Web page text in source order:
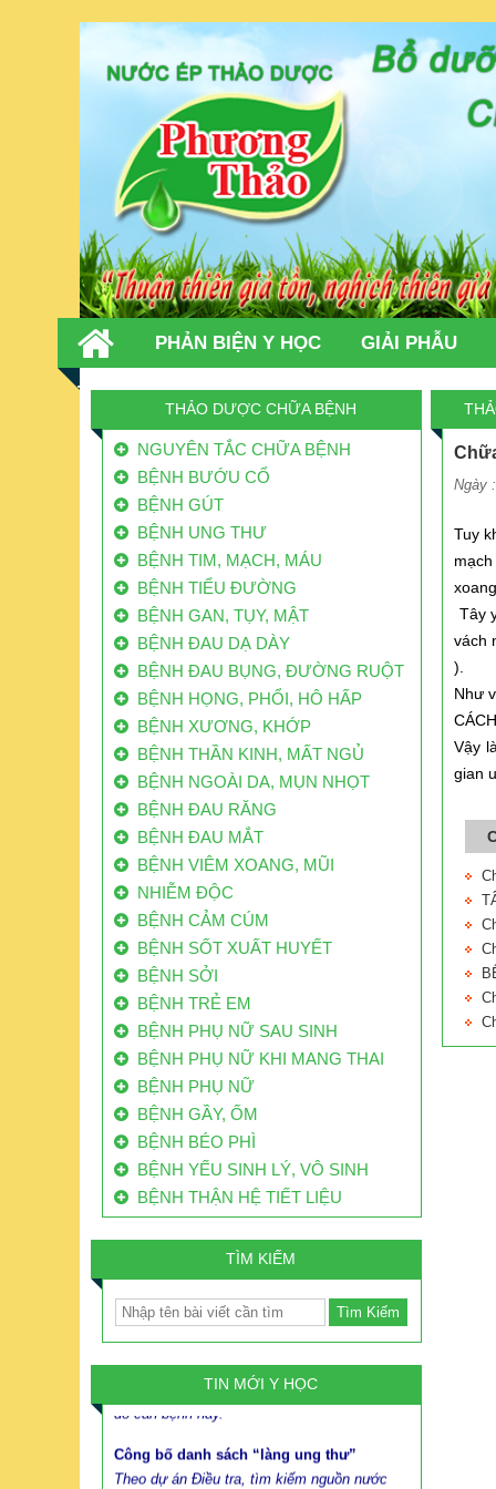
PHẢN BIỆN Y HỌC GIẢI PHẪU
TIN TỨC LIÊN HỆ
THẢO DƯỢC CHỮA BỆNH
NGUYÊN TẮC CHỮA BỆNH
BỆNH BƯỚU CỔ
BỆNH GÚT
BỆNH UNG THƯ
BỆNH TIM, MẠCH, MÁU
BỆNH TIỂU ĐƯỜNG
BỆNH GAN, TỤY, MẬT
BỆNH ĐAU DẠ DÀY
BỆNH ĐAU BỤNG, ĐƯỜNG RUỘT
BỆNH HỌNG, PHỔI, HÔ HẤP
BỆNH XƯƠNG, KHỚP
BỆNH THẦN KINH, MẤT NGỦ
BỆNH NGOÀI DA, MỤN NHỌT
BỆNH ĐAU RĂNG
BỆNH ĐAU MẮT
BỆNH VIÊM XOANG, MŨI
NHIỄM ĐỘC
BỆNH CẢM CÚM
BỆNH SỐT XUẤT HUYẾT
BỆNH SỞI
BỆNH TRẺ EM
BỆNH PHỤ NỮ SAU SINH
BỆNH PHỤ NỮ KHI MANG THAI
BỆNH PHỤ NỮ
BỆNH GẦY, ỐM
BỆNH BÉO PHÌ
BỆNH YẾU SINH LÝ, VÔ SINH
BỆNH THẬN HỆ TIẾT LIỆU
TÌM KIẾM
TIN MỚI Y HỌC
80% BỆNH NHÂN UNG THƯ VN ĐẾN BỆNH
VIỆN Ở GIAI ĐOẠN CUỐI
Mỗi năm VN có 200 ngàn bệnh nhân ung thư
mới, 70 ngàn người bệnh ung thư tử vong.
Trong đó, đến 80% bệnh nhân ung thư ở VN
Việt Nam có 160.000 ca ung thư/năm: Vì
Mỗi năm Việt Nam có từ 130 nghìn đến 160
nghìn trường hợp mắc mới, trong đó có
khoảng 85 nghìn đến 115 nghìn người tử vong
do căn bệnh này.
Theo dự án Điều tra, tìm kiếm nguồn nước
hợp vệ sinh phục vụ cấp nước sinh hoạt cho
Ngày
Tuy
Tây
vách
).
Như
Vậy
gian